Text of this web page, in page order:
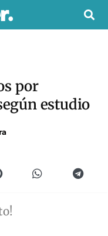
por
estudio